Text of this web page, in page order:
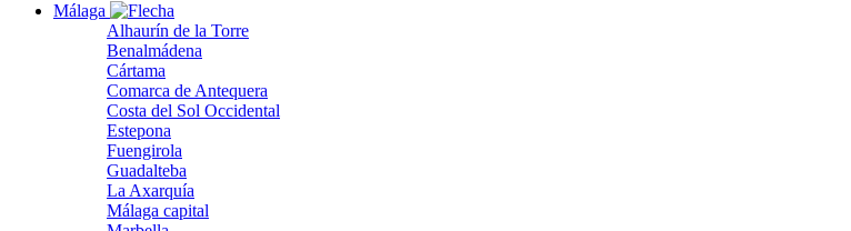
Málaga
Alhaurín de la Torre
Benalmádena
Cártama
Comarca de Antequera
Costa del Sol Occidental
Estepona
Fuengirola
Guadalteba
La Axarquía
Málaga capital